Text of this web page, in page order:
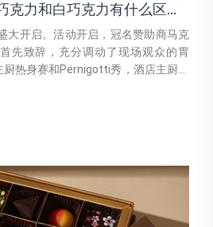
克力和白巧克力有什么区
大开启。活动开启，冠名赞助商马克
先致辞，充分调动了现场观众的胃
热身赛和Pernigotti秀，酒店主厨热